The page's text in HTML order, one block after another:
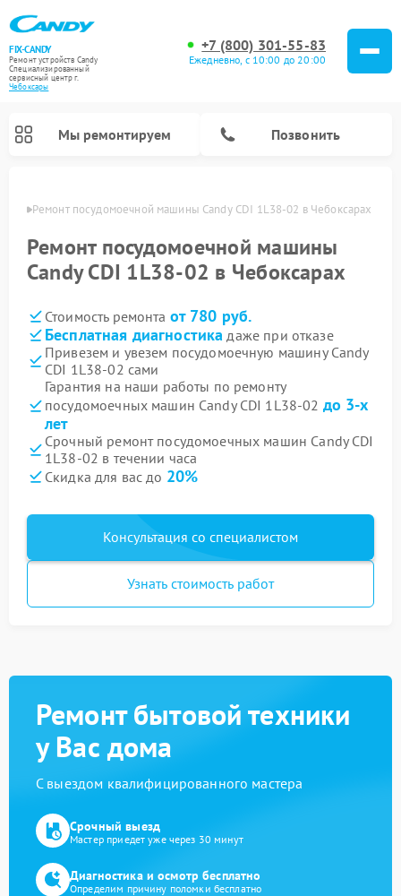
FIX-CANDY
Ремонт устройств Candy
Специализированный
cервисный центр г.
Чебоксары
+7 (800) 301-55-83
Ежедневно, с 10:00 до 20:00
Мы ремонтируем Позвонить
Ремонт посудомоечной машины Candy CDI 1L38-02 в Чебоксарах
Ремонт посудомоечной машины
Candy CDI 1L38-02 в Чебоксарах
Стоимость ремонта от 780 руб.
Бесплатная диагностика даже при отказе
Привезем и увезем посудомоечную машину Candy
CDI 1L38-02 сами
Гарантия на наши работы по ремонту
посудомоечных машин Candy CDI 1L38-02 до 3-х
лет
Срочный ремонт посудомоечных машин Candy CDI
1L38-02 в течении часа
Скидка для вас до 20%
Консультация со специалистом
Узнать стоимость работ
Ремонт бытовой техники
у Вас дома
С выездом квалифицированного мастера
Срочный выезд
Мастер приедет уже через 30 минут
Диагностика и осмотр бесплатно
Определим причину поломки бесплатно